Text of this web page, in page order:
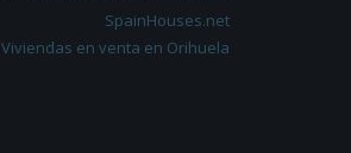
Viviendas en venta en Orihuela